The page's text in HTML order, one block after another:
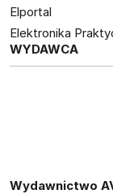
Elportal
Elektronika
WYDAWCA
Wydawnictwo